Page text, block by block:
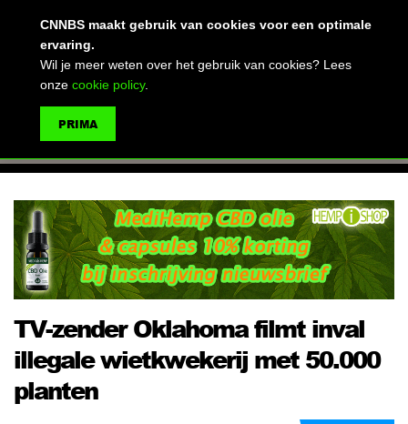
TV-zender Oklahoma filmt inval
illegale wietkwekerij met 50.000
planten
CNNBS maakt gebruik van cookies voor een optimale
ervaring.
Wil je meer weten over het gebruik van cookies? Lees
onze cookie policy.
PRIMA